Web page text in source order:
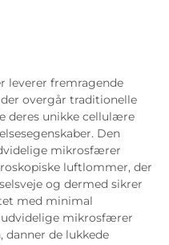
leverer fremragende
overgår traditionelle
deres unikke cellulære
Den
mikrosfærer
luftlommer, der
og dermed sikrer
med minimal
mikrosfærer
danner de lukkede